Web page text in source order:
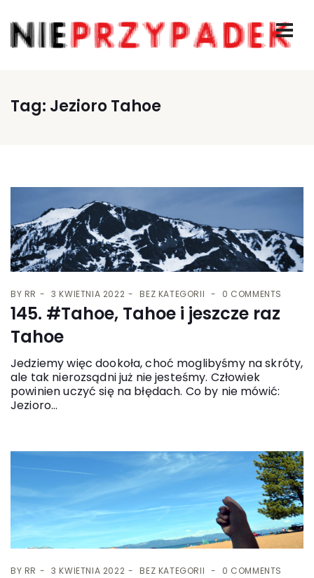
Tag: Jezioro Tahoe
BY RR 3 KWIETNIA 2022 BEZ KATEGORII 0 COMMENTS
145. #Tahoe, Tahoe i jeszcze raz
Tahoe
Jedziemy więc dookoła, choć moglibyśmy na skróty,
ale tak nierozsądni już nie jesteśmy. Człowiek
powinien uczyć się na błędach. Co by nie mówić:
Jezioro...
BY RR 3 KWIETNIA 2022 BEZ KATEGORII 0 COMMENTS